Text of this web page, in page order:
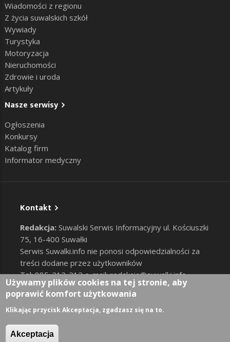
Wiadomości z regionu
Z życia suwalskich szkół
Wywiady
Turystyka
Motoryzacja
Nieruchomości
Zdrowie i uroda
Artykuły
Nasze serwisy
Ogłoszenia
Konkursy
Katalog firm
Informator medyczny
Kontakt
Redakcja: Suwalski Serwis Informacyjny ul. Kościuszki
75, 16-400 Suwałki
Serwis Suwalki.info nie ponosi odpowiedzialności za
treści dodane przez użytkowników
Tel: 885-212-212 e-mail:redakcja@suwalki.info,
reklama@suwalki.info
RODO |Cookies
User account menu
Zaloguj
Używamy plików cookies na tej stronie, aby
poprawić komfort użytkowania
Klikając przycisk Akceptacja, zgadzasz się na to.
Akceptacja